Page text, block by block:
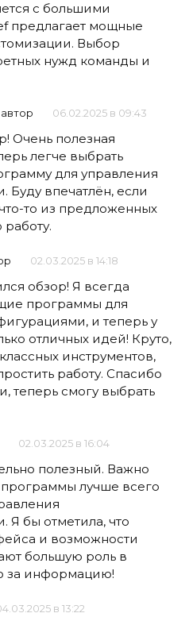
с большими
предлагает мощные
Выбор
нужд команды и
автор 06.02.2025 в 09:43
Очень полезная
легче выбрать
для управления
Буду впечатлён, если
то из предложенных
02.03.2025 в 14:18
обзор! Я всегда
программы для
и теперь у
отличных идей! Круто,
инструментов,
работу. Спасибо
теперь смогу выбрать
02.03.2025 в 16:04
полезный. Важно
программы лучше всего
Я бы отметила, что
и возможности
большую роль в
за информацию!
в 13:22